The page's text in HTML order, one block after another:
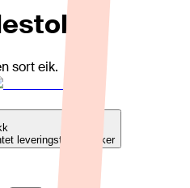
sort eik.
leveringstid: 4-8 uker